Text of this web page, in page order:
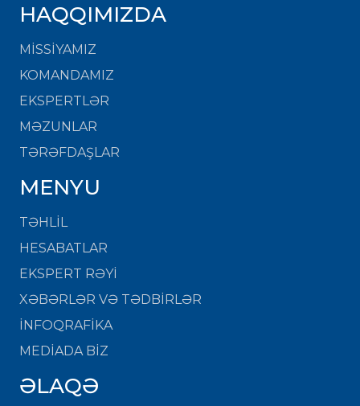
HAQQIMIZDA
MISSIYAMIZ
KOMANDAMIZ
EKSPERTLƏR
MƏZUNLAR
TƏRƏFDAŞLAR
MENYU
TƏHLİL
HESABATLAR
EKSPERT RƏYİ
XƏBƏRLƏR VƏ TƏDBİRLƏR
İNFOQRAFİKA
MEDİADA BİZ
ƏLAQƏ